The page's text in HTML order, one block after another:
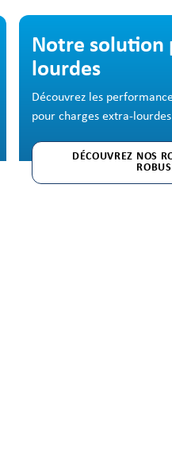
Passer la galerie d'images
Notre solution
lourdes
Découvrez les
pour charges extra-lourdes
DÉCOUVREZ NOS